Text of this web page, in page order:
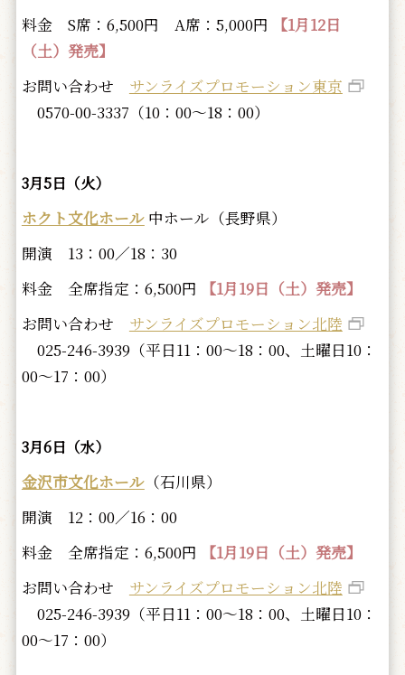
料金 S席：6,500円 A席：5,000円 【1月12日
（土）発売】
お問い合わせ サンライズプロモーション東京
0570-00-3337（10：00～18：00）
3月5日（火）
ホクト文化ホール中ホール（長野県）
開演 13：00／18：30
料金 全席指定：6,500円 【1月19日（土）発売】
お問い合わせ サンライズプロモーション北陸
025-246-3939（平日11：00～18：00、土曜日10：
00～17：00）
3月6日（水）
金沢市文化ホール（石川県）
開演 12：00／16：00
料金 全席指定：6,500円 【1月19日（土）発売】
お問い合わせ サンライズプロモーション北陸
025-246-3939（平日11：00～18：00、土曜日10：
00～17：00）